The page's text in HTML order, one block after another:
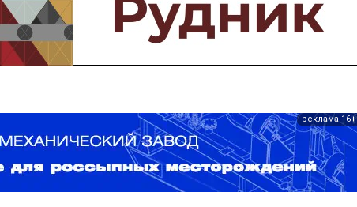
Предприятия и компании
Интервью
Выставки, Конференции
реклама 16+